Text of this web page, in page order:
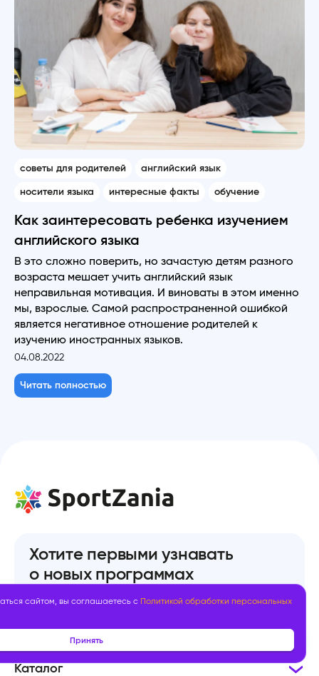
советы для родителей английский язык
носители языка интересные факты обучение
Как заинтересовать ребенка изучением
английского языка
В это сложно поверить, но зачастую детям разного
возраста мешает учить английский язык
неправильная мотивация. И виноваты в этом именно
мы, взрослые. Самой распространенной ошибкой
является негативное отношение родителей к
изучению иностранных языков.
04.08.2022
Читать полностью
сайтом, вы соглашаетесь с Политикой обработки персональных
Принять
Хотите первыми узнавать
о новых программах
SportZania?
Каталог